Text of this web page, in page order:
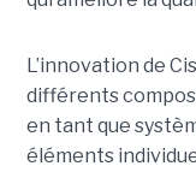
L’innovation de
différents
en tant que
éléments